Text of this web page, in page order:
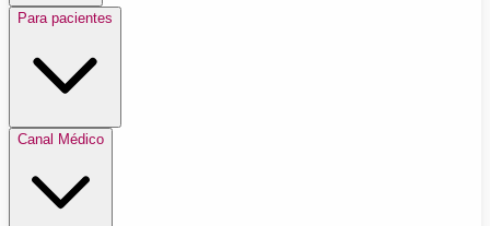
Para pacientes
Canal Médico